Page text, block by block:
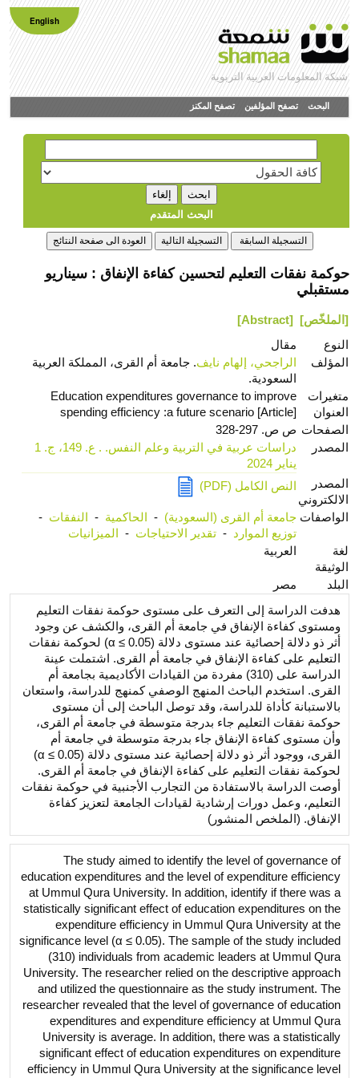
English
شبكة المعلومات العربية التربوية
البحث تصفح المؤلفين تصفح المكنز
البحث المتقدم
حوكمة نفقات التعليم لتحسين كفاءة الإنفاق : سيناريو
مستقبلي
[الملخّص] [Abstract]
النوع
مقال
المؤلف
الراجحي، إلهام نايف. جامعة أم القرى، المملكة العربية
السعودية.
متغيرات
العنوان
Education expenditures governance to improve
spending efficiency :a future scenario [Article]
الصفحات ص ص. 297-328
المصدر
دراسات عربية في التربية وعلم النفس. . ع. 149، ج. 1
يناير 2024
المصدر
الالكتروني
النص الكامل (PDF)
الواصفات جامعة أم القرى (السعودية) - الحاكمية - النفقات -
توزيع الموارد -تقدير الاحتياجات - الميزانيات
لغة
الوثيقة
العربية
البلد
مصر
هدفت الدراسة إلى التعرف على مستوى حوكمة نفقات التعليم
ومستوى كفاءة الإنفاق في جامعة أم القرى، والكشف عن وجود
أثر ذو دلالة إحصائية عند مستوى دلالة (α ≤ 0.05) لحوكمة نفقات
التعليم على كفاءة الإنفاق في جامعة أم القرى. اشتملت عينة
الدراسة على (310) مفردة من القيادات الأكاديمية بجامعة أم
القرى. استخدم الباحث المنهج الوصفي كمنهج للدراسة، واستعان
بالاستبانة كأداة للدراسة، وقد توصل الباحث إلى أن مستوى
حوكمة نفقات التعليم جاء بدرجة متوسطة في جامعة أم القرى،
وأن مستوى كفاءة الإنفاق جاء بدرجة متوسطة في جامعة أم
القرى، ووجود أثر ذو دلالة إحصائية عند مستوى دلالة (α ≤ 0.05)
لحوكمة نفقات التعليم على كفاءة الإنفاق في جامعة أم القرى.
أوصت الدراسة بالاستفادة من التجارب الأجنبية في حوكمة نفقات
التعليم، وعمل دورات إرشادية لقيادات الجامعة لتعزيز كفاءة
الإنفاق. (الملخص المنشور)
The study aimed to identify the level of governance of
education expenditures and the level of expenditure efficiency
at Ummul Qura University. In addition, identify if there was a
statistically significant effect of education expenditures on the
expenditure efficiency in Ummul Qura University at the
significance level (α ≤ 0.05). The sample of the study included
(310) individuals from academic leaders at Ummul Qura
University. The researcher relied on the descriptive approach
and utilized the questionnaire as the study instrument. The
researcher revealed that the level of governance of education
expenditures and expenditure efficiency at Ummul Qura
University is average. In addition, there was a statistically
significant effect of education expenditures on expenditure
efficiency in Ummul Qura University at the significance level